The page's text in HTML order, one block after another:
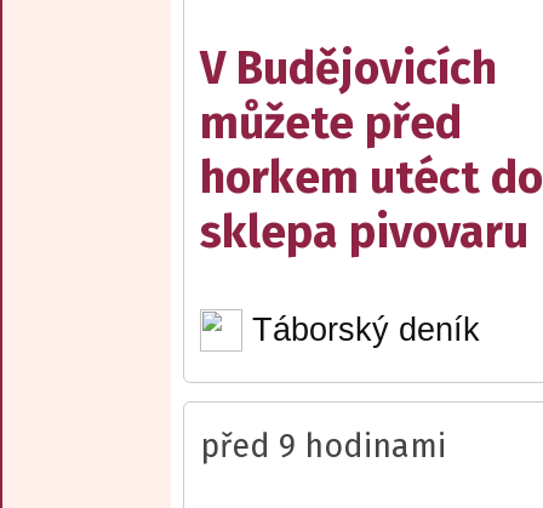
V Budějovicích
můžete před
horkem utéct do
sklepa pivovaru
Táborský deník
před 9 hodinami